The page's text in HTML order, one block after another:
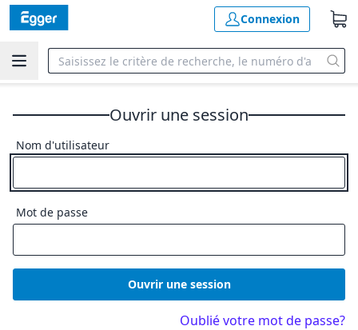
Connexion
Ouvrir une session
Nom d'utilisateur
Mot de passe
Ouvrir une session
Oublié votre mot de passe?